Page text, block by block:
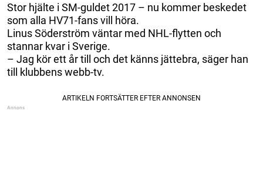
Stor hjälte i SM-guldet 2017 – nu kommer beskedet
som alla HV71-fans vill höra.
Linus Söderström väntar med NHL-flytten och
stannar kvar i Sverige.
– Jag kör ett år till och det känns jättebra, säger han
till klubbens webb-tv.